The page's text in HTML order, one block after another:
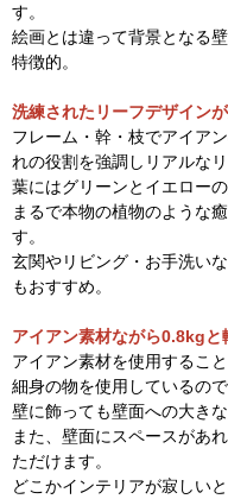
す。
絵画とは違って背景となる
特徴的。
洗練されたリーフデザイン
フレーム・幹・枝でアイア
れの役割を強調しリアルな
葉にはグリーンとイエロー
まるで本物の植物のような
す。
玄関やリビング・お手洗い
もおすすめ。
アイアン素材ながら0.8kgと
アイアン素材を使用するこ
細身の物を使用しているの
壁に飾っても壁面への大き
また、壁面にスペースがあ
ただけます。
どこかインテリアが寂しい